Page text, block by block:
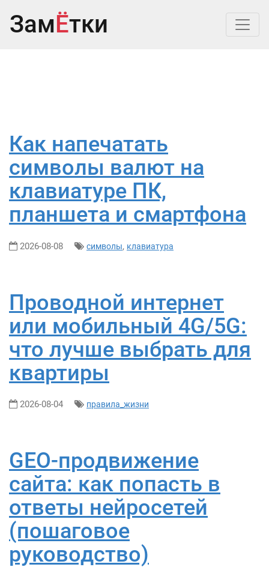
ЗамЁтки
Как напечатать
символы валют на
клавиатуре ПК,
планшета и смартфона
2026-08-08 символы, клавиатура
Проводной интернет
или мобильный 4G/5G:
что лучше выбрать для
квартиры
2026-08-04 правила_жизни
GEO-продвижение
сайта: как попасть в
ответы нейросетей
(пошаговое
руководство)